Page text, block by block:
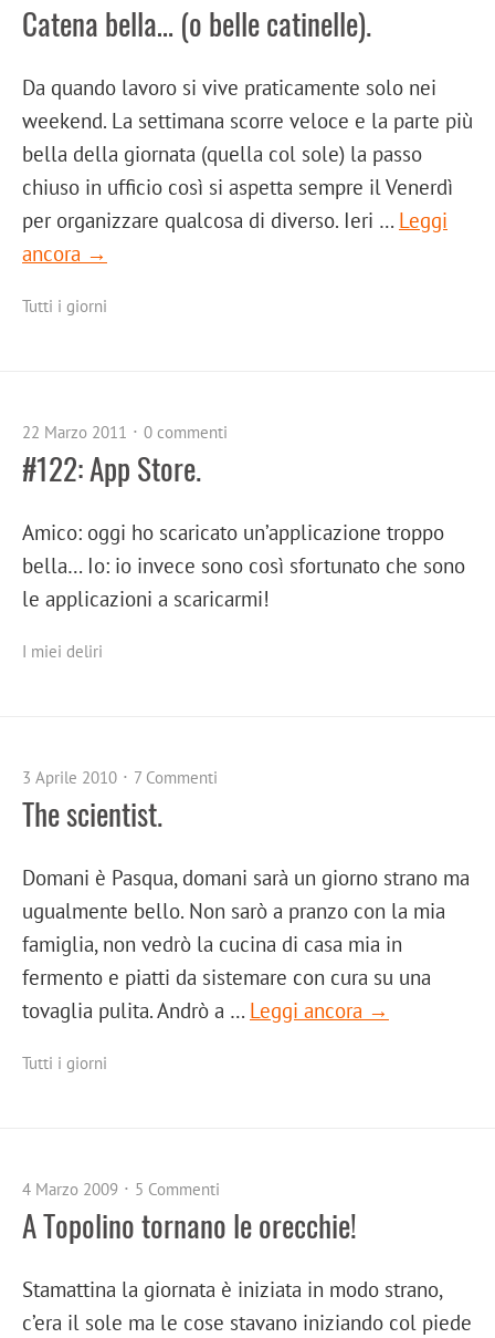
Catena bella… (o belle catinelle).
Da quando lavoro si vive praticamente solo nei
weekend. La settimana scorre veloce e la parte più
bella della giornata (quella col sole) la passo
chiuso in ufficio così si aspetta sempre il Venerdì
per organizzare qualcosa di diverso. Ieri … Leggi
ancora →
Tutti i giorni
22 Marzo 2011 0 commenti
#122: App Store.
Amico: oggi ho scaricato un’applicazione troppo
bella… Io: io invece sono così sfortunato che sono
le applicazioni a scaricarmi!
I miei deliri
3 Aprile 2010 7 Commenti
The scientist.
Domani è Pasqua, domani sarà un giorno strano ma
ugualmente bello. Non sarò a pranzo con la mia
famiglia, non vedrò la cucina di casa mia in
fermento e piatti da sistemare con cura su una
tovaglia pulita. Andrò a … Leggi ancora →
Tutti i giorni
4 Marzo 2009 5 Commenti
A Topolino tornano le orecchie!
Stamattina la giornata è iniziata in modo strano,
c’era il sole ma le cose stavano iniziando col piede